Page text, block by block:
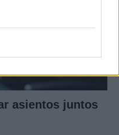
asientos juntos